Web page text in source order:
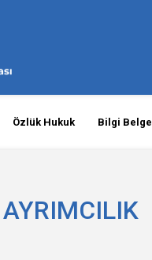
Özlük Hukuk Bilgi Belge